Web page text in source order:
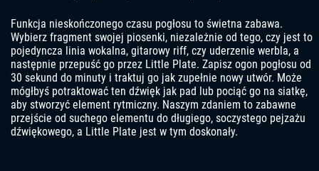
Funkcja nieskończonego czasu pogłosu to świetna zabawa.
Wybierz fragment swojej piosenki, niezależnie od tego, czy jest to
pojedyncza linia wokalna, gitarowy riff, czy uderzenie werbla, a
następnie przepuść go przez Little Plate. Zapisz ogon pogłosu od
30 sekund do minuty i traktuj go jak zupełnie nowy utwór. Może
mógłbyś potraktować ten dźwięk jak pad lub pociąć go na siatkę,
aby stworzyć element rytmiczny. Naszym zdaniem to zabawne
przejście od suchego elementu do długiego, soczystego pejzażu
dźwiękowego, a Little Plate jest w tym doskonały.